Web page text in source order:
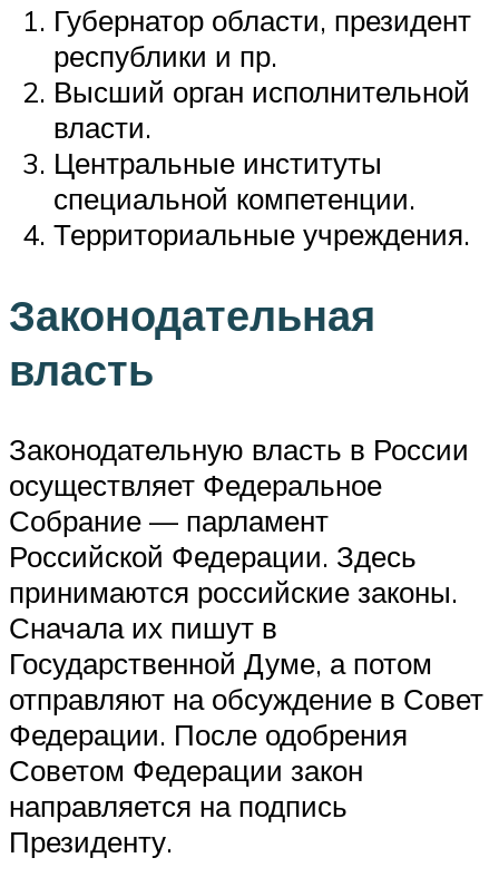
Губернатор области, президент
республики и пр.
Высший орган исполнительной
власти.
Центральные институты
специальной компетенции.
Территориальные учреждения.
Законодательная
власть
Законодательную власть в России
осуществляет Федеральное
Собрание — парламент
Российской Федерации. Здесь
принимаются российские законы.
Сначала их пишут в
Государственной Думе, а потом
отправляют на обсуждение в Совет
Федерации. После одобрения
Советом Федерации закон
направляется на подпись
Президенту.